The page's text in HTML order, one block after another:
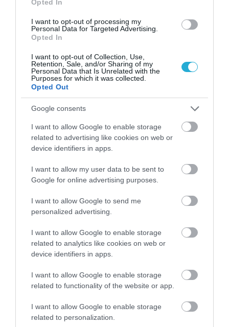
Opted In
I want to opt-out of processing my
Personal Data for Targeted Advertising.
Opted In
I want to opt-out of Collection, Use,
Retention, Sale, and/or Sharing of my
Personal Data that Is Unrelated with the
Purposes for which it was collected.
Opted Out
Google consents
I want to allow Google to enable storage
related to advertising like cookies on web or
device identifiers in apps.
I want to allow my user data to be sent to
Google for online advertising purposes.
I want to allow Google to send me
personalized advertising.
I want to allow Google to enable storage
related to analytics like cookies on web or
device identifiers in apps.
I want to allow Google to enable storage
related to functionality of the website or app.
I want to allow Google to enable storage
related to personalization.
31.07.2026
Θερινές εκπτώσεις: Τι δείχνει το «ταμείο»
του πρώτου μήνα
Public Group: Πωλήσεις άνω των 500 εκατ.